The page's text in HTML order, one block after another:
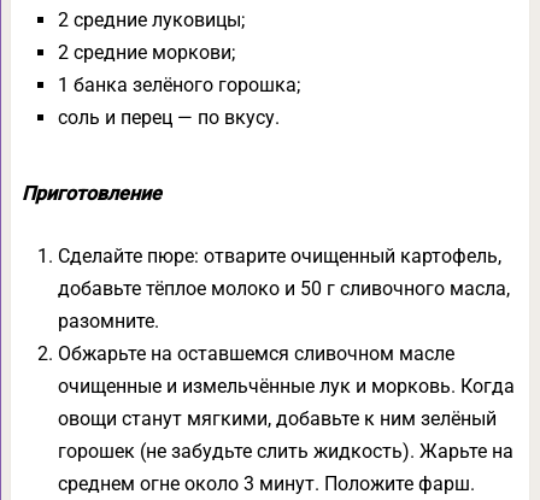
2 средние луковицы;
2 средние моркови;
1 банка зелёного горошка;
соль и перец — по вкусу.
Приготовление
Сделайте пюре: отварите очищенный картофель,
добавьте тёплое молоко и 50 г сливочного масла,
разомните.
Обжарьте на оставшемся сливочном масле
очищенные и измельчённые лук и морковь. Когда
овощи станут мягкими, добавьте к ним зелёный
горошек (не забудьте слить жидкость). Жарьте на
среднем огне около 3 минут. Положите фарш.